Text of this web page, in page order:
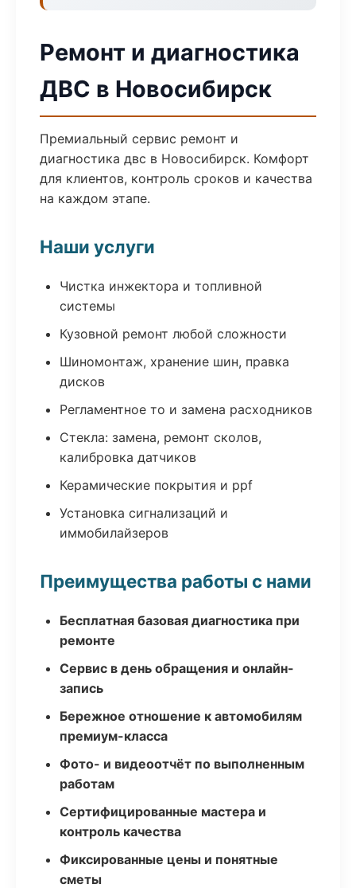
Ремонт и диагностика
ДВС в Новосибирск
Премиальный сервис ремонт и
диагностика двс в Новосибирск. Комфорт
для клиентов, контроль сроков и качества
на каждом этапе.
Наши услуги
Чистка инжектора и топливной
системы
Кузовной ремонт любой сложности
Шиномонтаж, хранение шин, правка
дисков
Регламентное то и замена расходников
Стекла: замена, ремонт сколов,
калибровка датчиков
Керамические покрытия и ppf
Установка сигнализаций и
иммобилайзеров
Преимущества работы с нами
Бесплатная базовая диагностика при
ремонте
Сервис в день обращения и онлайн-
запись
Бережное отношение к автомобилям
премиум-класса
Фото- и видеоотчёт по выполненным
работам
Сертифицированные мастера и
контроль качества
Фиксированные цены и понятные
сметы